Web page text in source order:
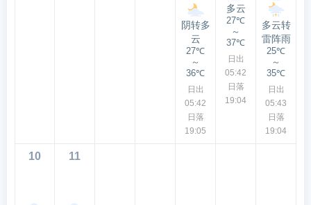
阴转多
云
27℃
～
36℃
日出
05:42
日落
19:05
多云
27℃
～
37℃
日出
05:42
日落
19:04
多云转
雷阵雨
25℃
～
35℃
日出
05:43
日落
19:04
10 11